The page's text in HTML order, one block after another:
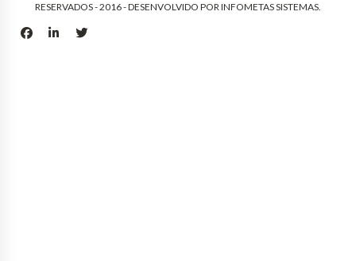
RESERVADOS - 2016 - DESENVOLVIDO PORINFOMETAS SISTEMAS.